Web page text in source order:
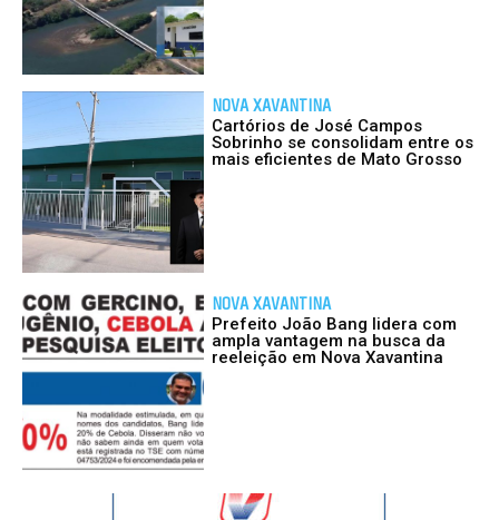
NOVA XAVANTINA
Cartórios de José Campos
Sobrinho se consolidam entre os
mais eficientes de Mato Grosso
NOVA XAVANTINA
Prefeito João Bang lidera com
ampla vantagem na busca da
reeleição em Nova Xavantina